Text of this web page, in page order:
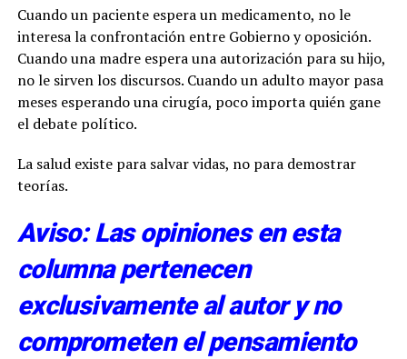
Cuando un paciente espera un medicamento, no le
interesa la confrontación entre Gobierno y oposición.
Cuando una madre espera una autorización para su hijo,
no le sirven los discursos. Cuando un adulto mayor pasa
meses esperando una cirugía, poco importa quién gane
el debate político.
La salud existe para salvar vidas, no para demostrar
teorías.
Aviso: Las opiniones en esta
columna pertenecen
exclusivamente al autor y no
comprometen el pensamiento